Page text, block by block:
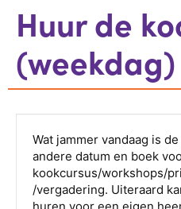
Huur de
(weekdag)